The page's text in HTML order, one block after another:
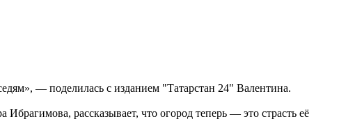
— поделилась с изданием "Татарстан 24" Валентина.
рассказывает, что огород теперь — это страсть её